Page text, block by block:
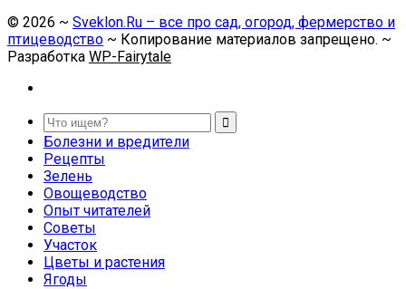
© 2026 ~ Sveklon.Ru – все про сад, огород, фермерство и
птицеводство ~ Копирование материалов запрещено. ~
Разработка WP-Fairytale
Болезни и вредители
Рецепты
Зелень
Овощеводство
Опыт читателей
Советы
Участок
Цветы и растения
Ягоды